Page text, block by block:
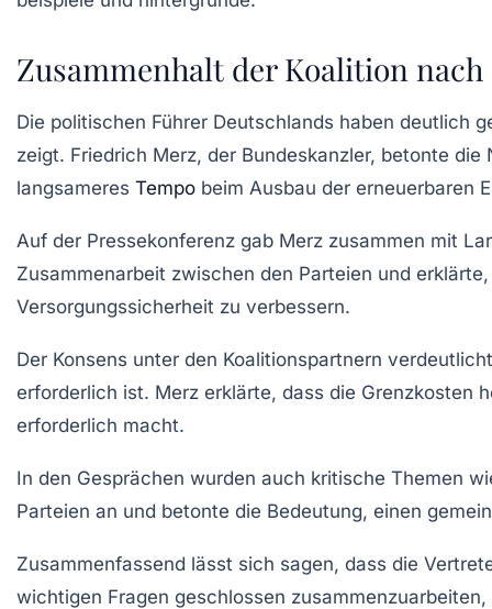
Zusammenhalt der Koalition
Die politischen Führer Deutschlands haben deutlich
zeigt. Friedrich Merz, der Bundeskanzler, betonte
langsameres Tempo beim Ausbau der erneuerbaren
Auf der Pressekonferenz gab Merz zusammen mit
Zusammenarbeit zwischen den Parteien und
Versorgungssicherheit zu verbessern.
Der Konsens unter den Koalitionspartnern
erforderlich ist. Merz erklärte, dass die Grenzkosten
erforderlich macht.
In den Gesprächen wurden auch kritische Themen
Parteien an und betonte die Bedeutung, einen
Zusammenfassend lässt sich sagen, dass die
wichtigen Fragen geschlossen